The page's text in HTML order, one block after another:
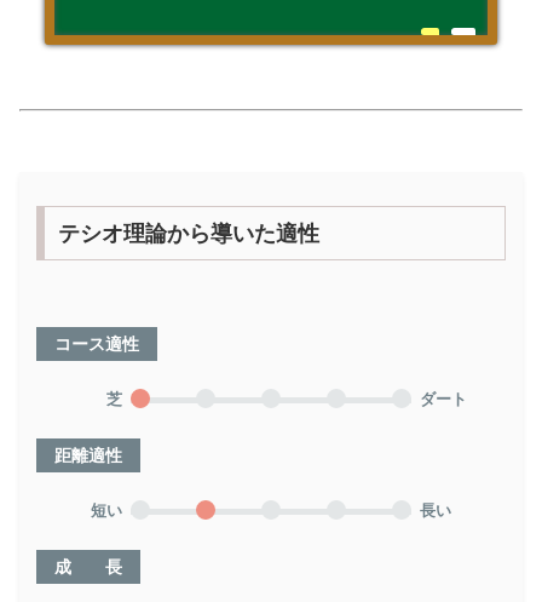
テシオ理論から導いた適性
コース適性
芝 ダート
距離適性
短い 長い
成 長